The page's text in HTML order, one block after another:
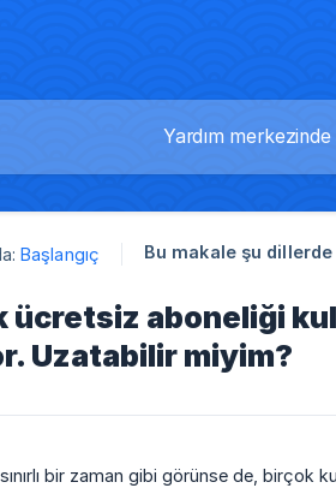
Başlangıç Bu makale şu
ücretsiz aboneliği
Uzatabilir miyim?
bir zaman gibi görünse de, birçok